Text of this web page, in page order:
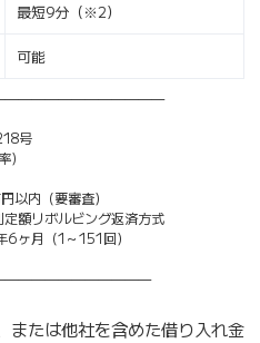
最短9分（※2）
可能
号
以内（要審査）
額リボルビング返済方式
ヶ月（1～151回）
たは他社を含めた借り入れ金